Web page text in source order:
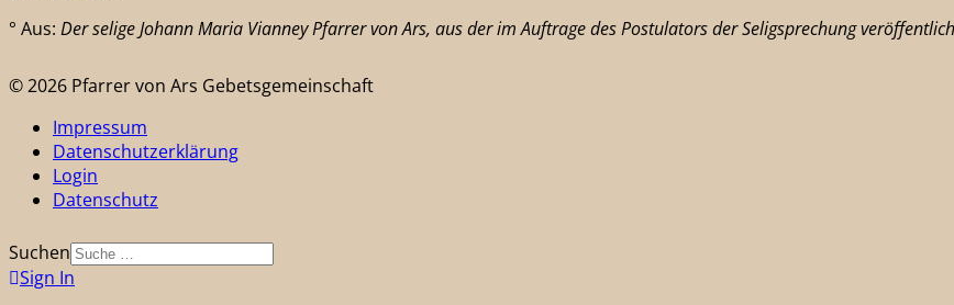
° Aus: Der selige Johann Maria Vianney Pfarrer von Ars, aus der im Auftrage des Postulators der Seligsprechung
© 2026 Pfarrer von Ars Gebetsgemeinschaft
Impressum
Datenschutzerklärung
Login
Datenschutz
Suchen
Sign In